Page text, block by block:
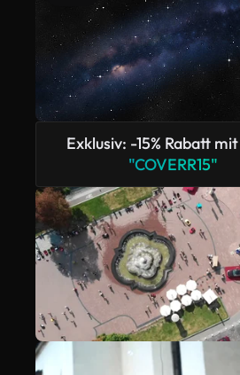
Exklusiv: -15% Rabatt
"COVERR15"